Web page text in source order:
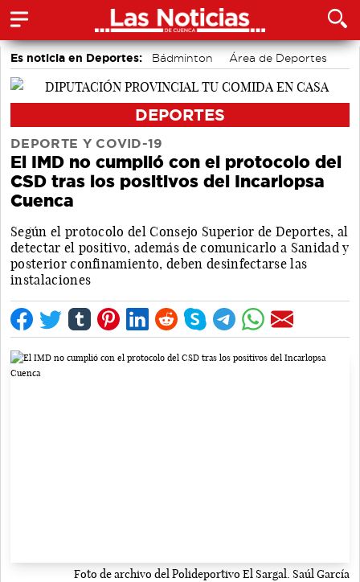
Es noticia en Deportes: Bádminton
Área de Deportes
Motor
DEPORTES
DEPORTE Y COVID-19
El IMD no cumplió con el protocolo del
CSD tras los positivos del Incarlopsa
Cuenca
Según el protocolo del Consejo Superior de Deportes, al
detectar el positivo, además de comunicarlo a Sanidad y
posterior confinamiento, deben desinfectarse las
instalaciones
Foto de archivo del Polideportivo El Sargal. Saúl García